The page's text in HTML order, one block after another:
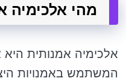
מהי אלכימיה
אלכימיה אמנותית
המשתמש באמנויות